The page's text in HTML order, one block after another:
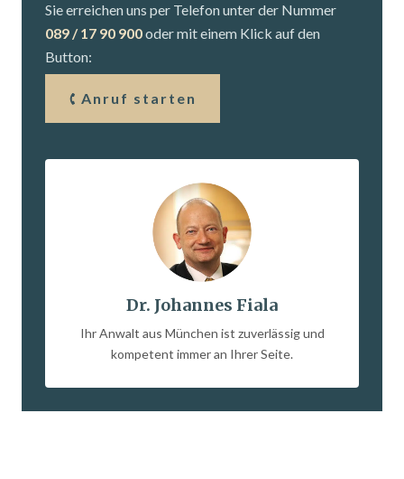
Sie erreichen uns per Telefon unter der Nummer
089 / 17 90 900oder mit einem Klick auf den
Button:
Anruf starten
Dr. Johannes Fiala
Ihr Anwalt aus München ist zuverlässig und
kompetent immer an Ihrer Seite.